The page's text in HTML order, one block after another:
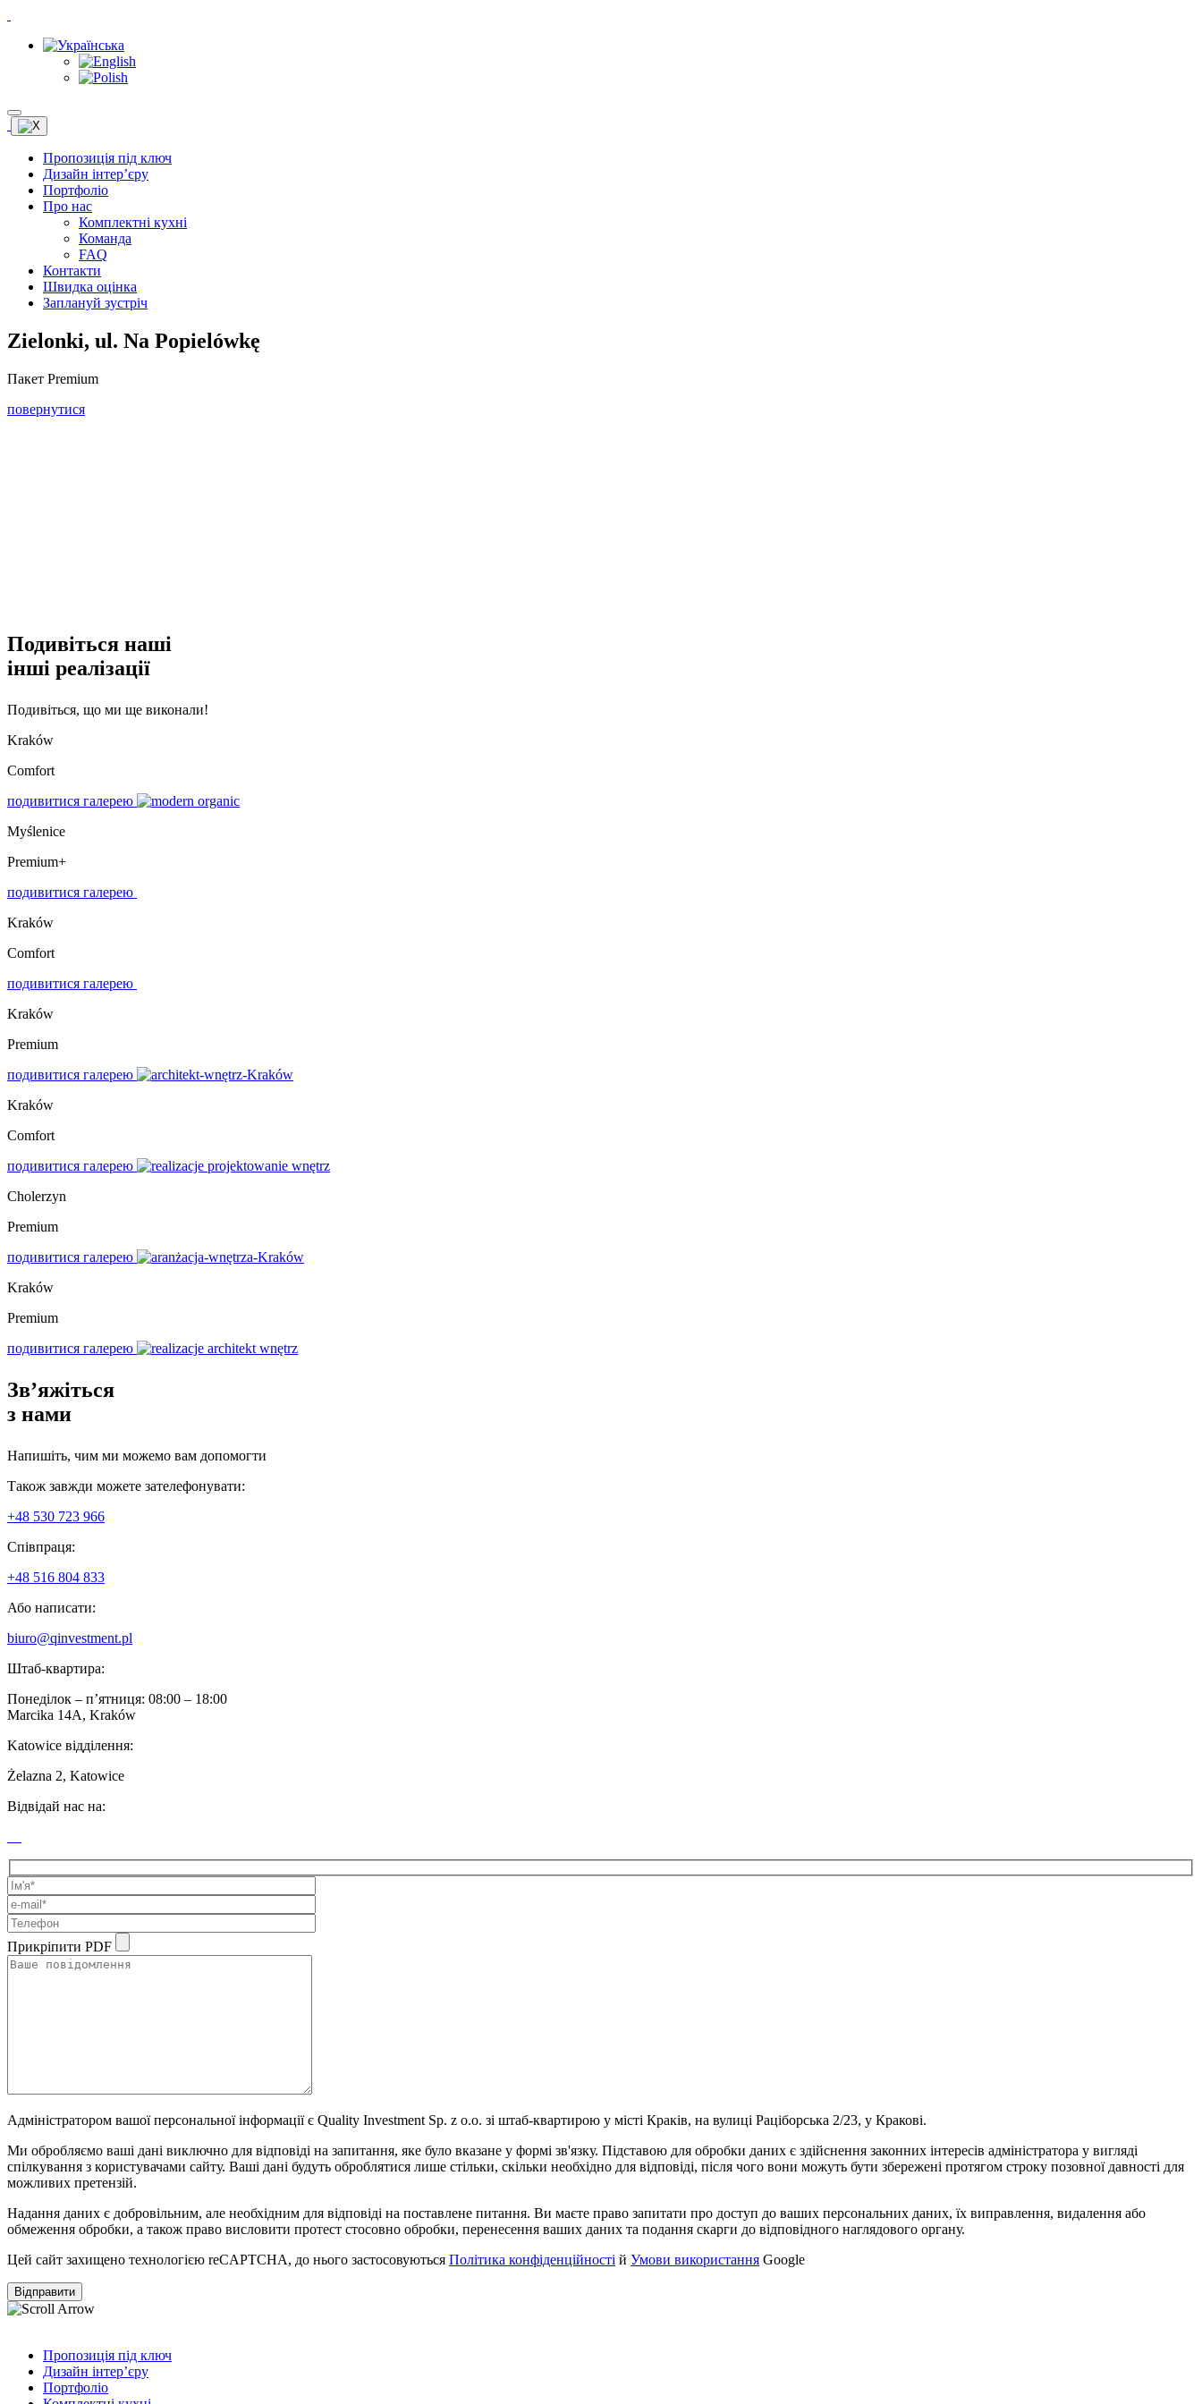
Пропозиція під ключ
Дизайн інтер’єру
Портфоліо
Про нас
Комплектні кухні
Команда
FAQ
Контакти
Швидка оцінка
Заплануй зустріч
Zielonki, ul. Na Popielówkę
Пакет Premium
повернутися
Подивіться наші
інші реалізації
Подивіться, що ми ще виконали!
Kraków
Comfort
подивитися галерею
Myślenice
Premium+
подивитися галерею
Kraków
Comfort
подивитися галерею
Kraków
Premium
подивитися галерею
Kraków
Comfort
подивитися галерею
Cholerzyn
Premium
подивитися галерею
Kraków
Premium
подивитися галерею
Зв’яжіться
з нами
Напишіть, чим ми можемо вам допомогти
Також завжди можете зателефонувати:
+48 530 723 966
Співпраця:
+48 516 804 833
Або написати:
biuro@qinvestment.pl
Штаб-квартира:
Понеділок – п’ятниця: 08:00 – 18:00
Marcika 14A, Kraków
Katowice відділення:
Żelazna 2, Katowice
Відвідай нас на:
Прикріпити PDF
Адміністратором вашої персональної інформації є Quality Investment Sp. z o.o. зі штаб-квартирою у місті Краків, на вулиці Раціборська 2/23, у Кракові.
Ми обробляємо ваші дані виключно для відповіді на запитання, яке було вказане у формі зв'язку. Підставою для обробки даних є здійснення законних інтересів адміністратора у вигляді
спілкування з користувачами сайту. Ваші дані будуть оброблятися лише стільки, скільки необхідно для відповіді, після чого вони можуть бути збережені протягом строку позовної давності для
можливих претензій.
Надання даних є добровільним, але необхідним для відповіді на поставлене питання. Ви маєте право запитати про доступ до ваших персональних даних, їх виправлення, видалення або
обмеження обробки, а також право висловити протест стосовно обробки, перенесення ваших даних та подання скарги до відповідного наглядового органу.
Цей сайт захищено технологією reCAPTCHA, до нього застосовуються Політика конфіденційності й Умови використання Google
Пропозиція під ключ
Дизайн інтер’єру
Портфоліо